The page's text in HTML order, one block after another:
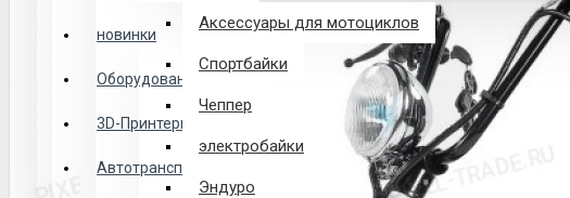
новинки
Оборудование
3D-Принтеры
Автотранспорт
Закладки
0 товар(ов) - 0 р.
Аксессуары для мотоциклов
Спортбайки
Чеппер
электробайки
Эндуро